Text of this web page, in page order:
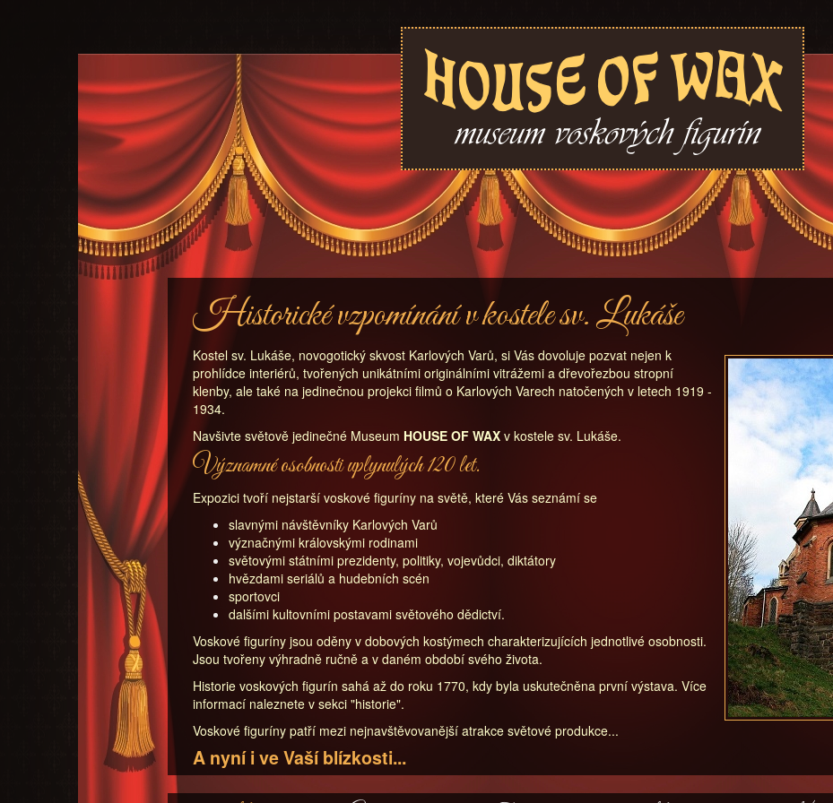
Historické vzpomínání v kostele sv. Lukáše
Kostel sv. Lukáše, novogotický skvost Karlových Varů, si Vás dovoluje pozvat nejen k
prohlídce interiérů, tvořených unikátními originálními vitrážemi a dřevořezbou stropní
klenby, ale také na jedinečnou projekci filmů o Karlových Varech natočených v letech 1919 -
1934.
Navšivte světově jedinečné Museum HOUSE OF WAX v kostele sv. Lukáše.
Významné osobnosti uplynulých 120 let.
Expozici tvoří nejstarší voskové figuríny na světě, které Vás seznámí se
slavnými návštěvníky Karlových Varů
význačnými královskými rodinami
světovými státními prezidenty, politiky, vojevůdci, diktátory
hvězdami seriálů a hudebních scén
sportovci
dalšími kultovními postavami světového dědictví.
Voskové figuríny jsou oděny v dobových kostýmech charakterizujících jednotlivé osobnosti.
Jsou tvořeny výhradně ručně a v daném období svého života.
Historie voskových figurín sahá až do roku 1770, kdy byla uskutečněna první výstava. Více
informací naleznete v sekci "historie".
Voskové figuríny patří mezi nejnavštěvovanější atrakce světové produkce...
A nyní i ve Vaší blízkosti...